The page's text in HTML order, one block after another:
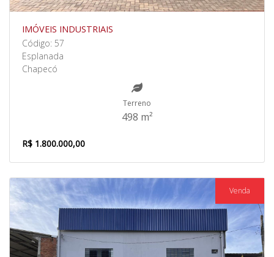
IMÓVEIS INDUSTRIAIS
Código: 57
Esplanada
Chapecó
Terreno
498 m²
R$ 1.800.000,00
Venda